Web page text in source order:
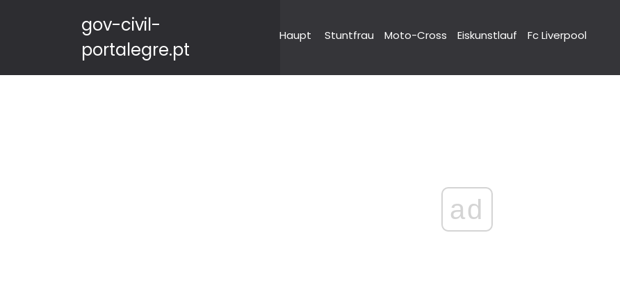
gov-civil-
portalegre.pt
Haupt Stuntfrau Moto-Cross Eiskunstlauf Fc Liverpool
ad